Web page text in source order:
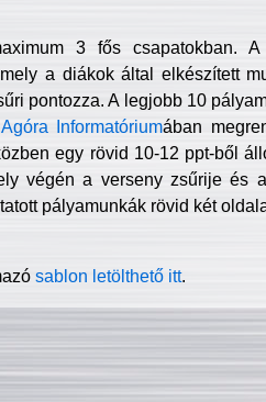
3 fős csapatokban.
a diákok által elkészített
pontozza. A legjobb 10
Informatóriumában
egy rövid 10-12 ppt-ből
végén a verseny zsűrije és
pályamunkák rövid két
sablon letölthető itt.